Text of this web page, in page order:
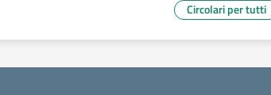
Circolari per tutti